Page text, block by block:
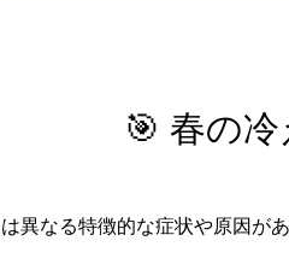
🎯 春の
異なる特徴的な症状や原因が